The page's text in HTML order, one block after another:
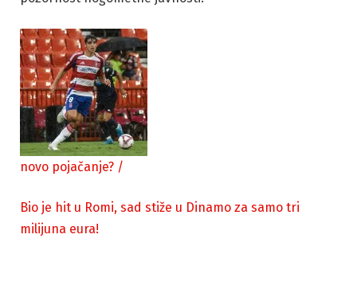
novo pojačanje? /
Bio je hit u Romi, sad stiže u Dinamo za samo tri
milijuna eura!